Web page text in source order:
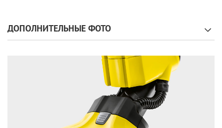
ДОПОЛНИТЕЛЬНЫЕ ФОТО